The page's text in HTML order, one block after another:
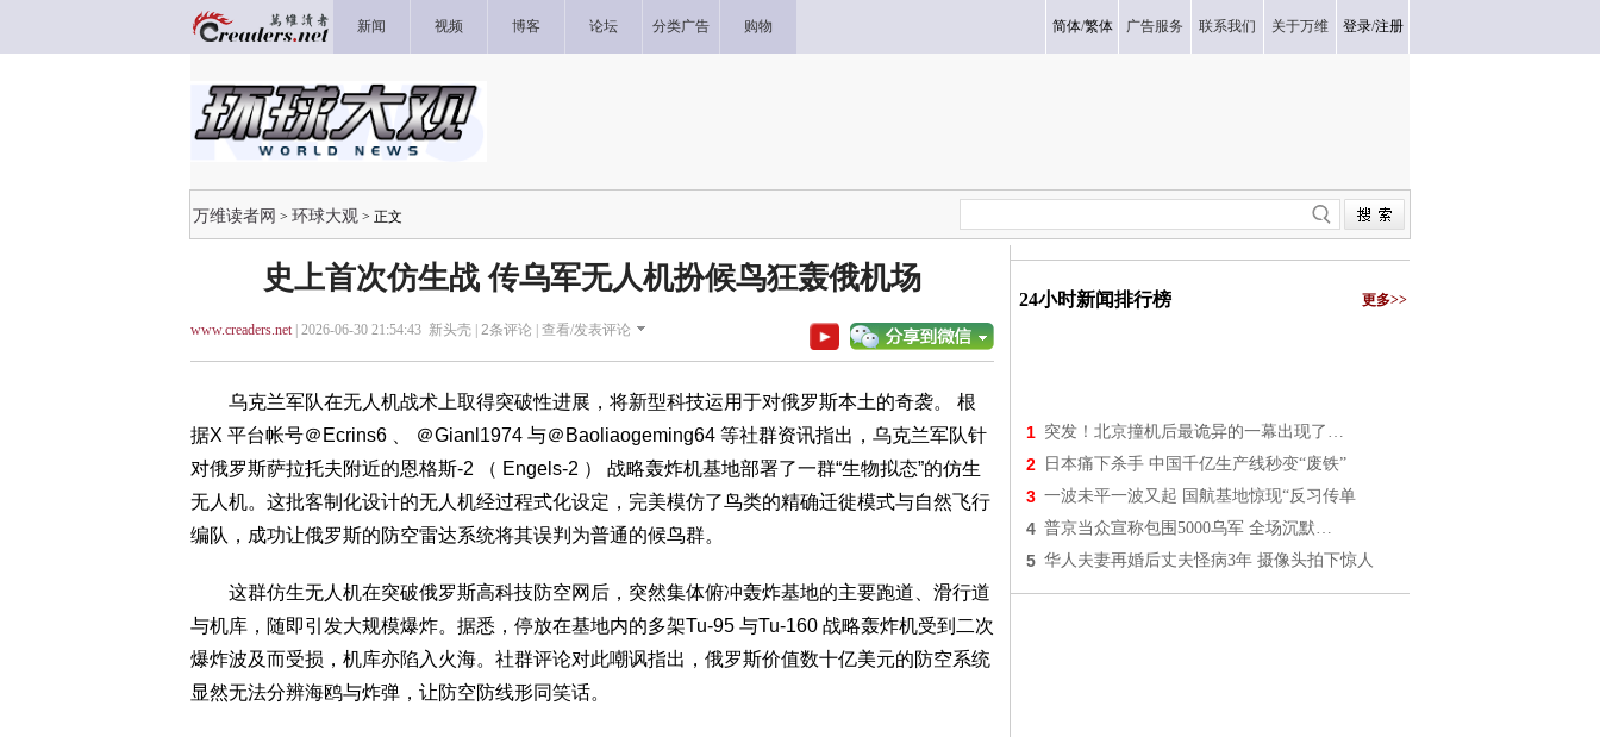
新闻 视频 博客 论坛 分类广告 购物 简体/繁体 广告服务 联系我们 关于万维 登录/注册
万维读者网 > 环球大观 > 正文
史上首次仿生战 传乌军无人机扮候鸟狂轰俄机场
www.creaders.net| 2026-06-30 21:54:43 新头壳 | 2条评论 | 查看/发表评论
乌克兰军队在无人机战术上取得突破性进展，将新型科技运用于对俄罗斯本土的奇袭。 根
据X 平台帐号＠Ecrins6 、 ＠Gianl1974 与＠Baoliaogeming64 等社群资讯指出，乌克兰军队针
对俄罗斯萨拉托夫附近的恩格斯-2 （ Engels-2 ） 战略轰炸机基地部署了一群“生物拟态”的仿生
无人机。这批客制化设计的无人机经过程式化设定，完美模仿了鸟类的精确迁徙模式与自然飞行
编队，成功让俄罗斯的防空雷达系统将其误判为普通的候鸟群。
这群仿生无人机在突破俄罗斯高科技防空网后，突然集体俯冲轰炸基地的主要跑道、滑行道
与机库，随即引发大规模爆炸。据悉，停放在基地内的多架Tu-95 与Tu-160 战略轰炸机受到二次
爆炸波及而受损，机库亦陷入火海。社群评论对此嘲讽指出，俄罗斯价值数十亿美元的防空系统
显然无法分辨海鸥与炸弹，让防空防线形同笑话。
24小时新闻排行榜 更多>>
1 突发！北京撞机后最诡异的一幕出现了…
2 日本痛下杀手 中国千亿生产线秒变“废铁”
3 一波未平一波又起 国航基地惊现“反习传单
4 普京当众宣称包围5000乌军 全场沉默…
5 华人夫妻再婚后丈夫怪病3年 摄像头拍下惊人